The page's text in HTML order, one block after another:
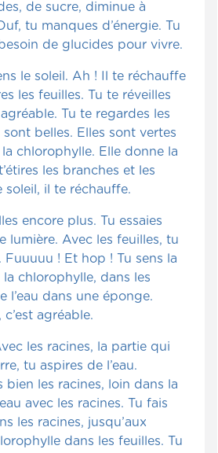
de sucre, diminue à
tu manques d’énergie. Tu
de glucides pour vivre.
le soleil. Ah ! Il te réchauffe
les feuilles. Tu te réveilles
Tu te regardes les
belles. Elles sont vertes
la chlorophylle. Elle donne la
les branches et les
soleil, il te réchauffe.
encore plus. Tu essaies
lumière. Avec les feuilles, tu
Fuuuuu ! Et hop ! Tu sens la
la chlorophylle, dans les
l’eau dans une éponge.
agréable.
les racines, la partie qui
tu aspires de l’eau.
bien les racines, loin dans la
avec les racines. Tu fais
les racines, jusqu’aux
dans les feuilles. Tu